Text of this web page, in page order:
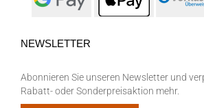
NEWSLETTER
Abonnieren Sie unseren Newsletter und
Rabatt- oder Sonderpreisaktion mehr.